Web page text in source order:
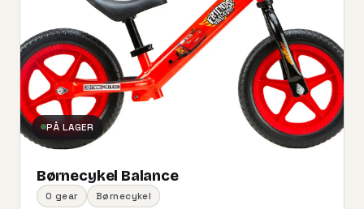
PÅ LAGER
Børnecykel Balance
0 gear Børnecykel